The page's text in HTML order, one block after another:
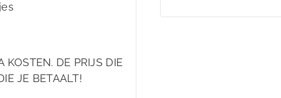
KOSTEN. DE PRIJS DIE
JE BETAALT!